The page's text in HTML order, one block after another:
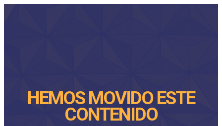
HEMOS MOVIDO ESTE
CONTENIDO